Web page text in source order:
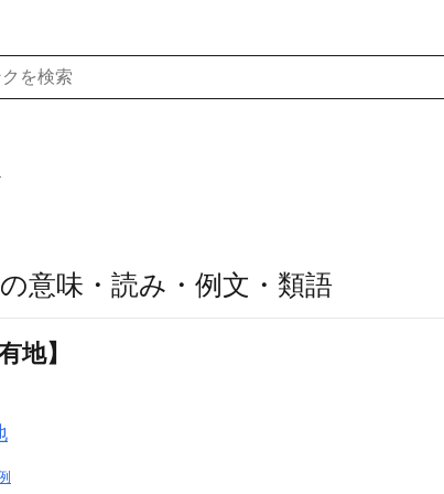
意味・読み・例文・類語
地】